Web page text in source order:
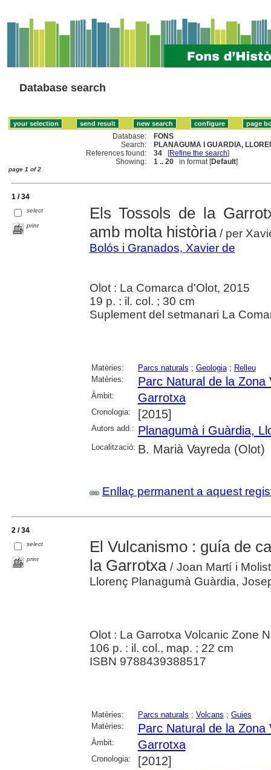
Database search
Database:
FONS
Search:
PLANAGUMA I GUARDIA,
References found:
34 [Refine the search]
Showing:
1 .. 20 in format [Default]
page 1 of 2
1 / 34
select
print
Els Tossols de la
amb molta història/ per
Bolós i Granados, Xavier de
Olot : La Comarca d'Olot, 2015
19 p. : il. col. ; 30 cm
Suplement del setmanari La
Matèries: Parcs naturals ; Geologia; Relleu
Matèries:
Parc Natural de la Zona
Àmbit: Garrotxa
Cronologia: [2015]
Autors add.: Planagumà i Guàrdia,
Localització: B. Marià Vayreda (Olot)
Enllaç permanent a aquest
2 / 34
select
print
El Vulcanismo : guía de
la Garrotxa/ Joan Martí i
Llorenç Planagumà Guàrdia,
Olot : La Garrotxa Volcanic Zone
106 p. : il. col., map. ; 22 cm
ISBN 9788439388517
Matèries: Parcs naturals ; Volcans ; Guies
Matèries:
Parc Natural de la Zona
Àmbit: Garrotxa
Cronologia: [2012]